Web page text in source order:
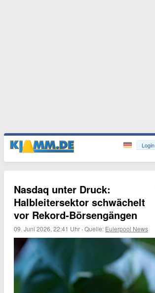
Login
Nasdaq unter Druck:
Halbleitersektor schwächelt
vor Rekord-Börsengängen
09. Juni 2026, 22:41 Uhr ·Quelle: Eulerpool News